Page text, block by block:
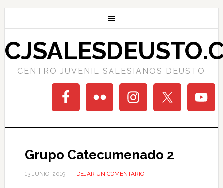
CENTRO JUVENIL SALESIANOS DEUSTO
Grupo Catecumenado 2
13 JUNIO, 2019 DEJAR UN COMENTARIO